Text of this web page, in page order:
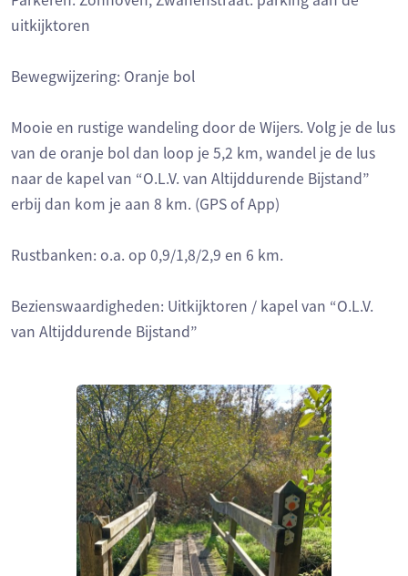
uitkijktoren
Bewegwijzering: Oranje bol
Mooie en rustige wandeling door de Wijers. Volg je de lus
van de oranje bol dan loop je 5,2 km, wandel je de lus
naar de kapel van “O.L.V. van Altijddurende Bijstand”
erbij dan kom je aan 8 km. (GPS of App)
Rustbanken: o.a. op 0,9/1,8/2,9 en 6 km.
Bezienswaardigheden: Uitkijktoren / kapel van “O.L.V.
van Altijddurende Bijstand”